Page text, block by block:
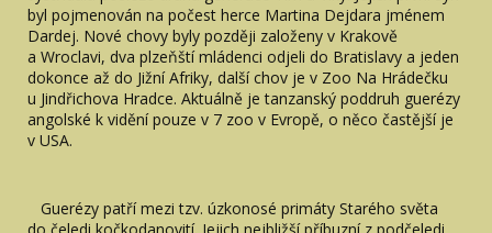
byl pojmenován na počest herce Martina Dejdara jménem
Dardej. Nové chovy byly později založeny v Krakově
a Wroclavi, dva plzeňští mládenci odjeli do Bratislavy a jeden
dokonce až do Jižní Afriky, další chov je v Zoo Na Hrádečku
u Jindřichova Hradce. Aktuálně je tanzanský poddruh guerézy
angolské k vidění pouze v 7 zoo v Evropě, o něco častější je
v USA.
Guerézy patří mezi tzv. úzkonosé primáty Starého světa